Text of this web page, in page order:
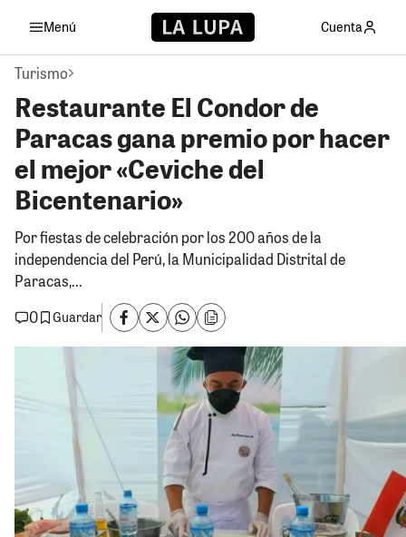
Menú Cuenta
Turismo
Restaurante El Condor de
Paracas gana premio por hacer
el mejor «Ceviche del
Bicentenario»
Por fiestas de celebración por los 200 años de la
independencia del Perú, la Municipalidad Distrital de
Paracas,...
0
Guardar